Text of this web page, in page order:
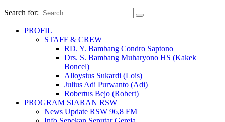
Search for:
PROFIL
STAFF & CREW
RD. Y. Bambang Condro Saptono
Drs. S. Bambang Muharyono HS (Kakek
Boncel)
Alloysius Sukardi (Lois)
Julius Adi Purwanto (Adi)
Robertus Bejo (Robert)
PROGRAM SIARAN RSW
News Update RSW 96,8 FM